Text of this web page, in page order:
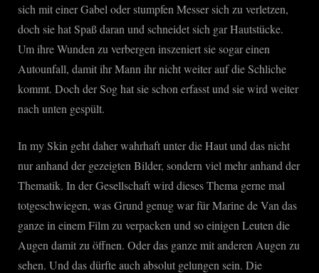
sich mit einer Gabel oder stumpfen Messer sich zu verletzen,
doch sie hat Spaß daran und schneidet sich gar Hautstücke.
Um ihre Wunden zu verbergen inszeniert sie sogar einen
Autounfall, damit ihr Mann ihr nicht weiter auf die Schliche
kommt. Doch der Sog hat sie schon erfasst und sie wird weiter
nach unten gespült.
In my Skin geht daher wahrhaft unter die Haut und das nicht
nur anhand der gezeigten Bilder, sondern viel mehr anhand der
Thematik. In der Gesellschaft wird dieses Thema gerne mal
totgeschwiegen, was Grund genug war für Marine de Van das
ganze in einem Film zu verpacken und so einigen Leuten die
Augen damit zu öffnen. Oder das ganze mit anderen Augen zu
sehen. Und das dürfte auch absolut gelungen sein. Die